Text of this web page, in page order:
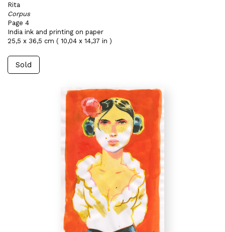
Rita
Corpus
Page 4
India ink and printing on paper
25,5 x 36,5 cm ( 10,04 x 14,37 in )
Sold